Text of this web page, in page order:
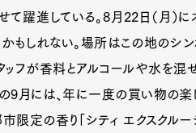
躍進している。8月22日（月）に
もしれない。場所はこの地のシ
フが香料とアルコールや水を混
9月には、年に一度の買い物の
定の香り「シティ エクスクルー